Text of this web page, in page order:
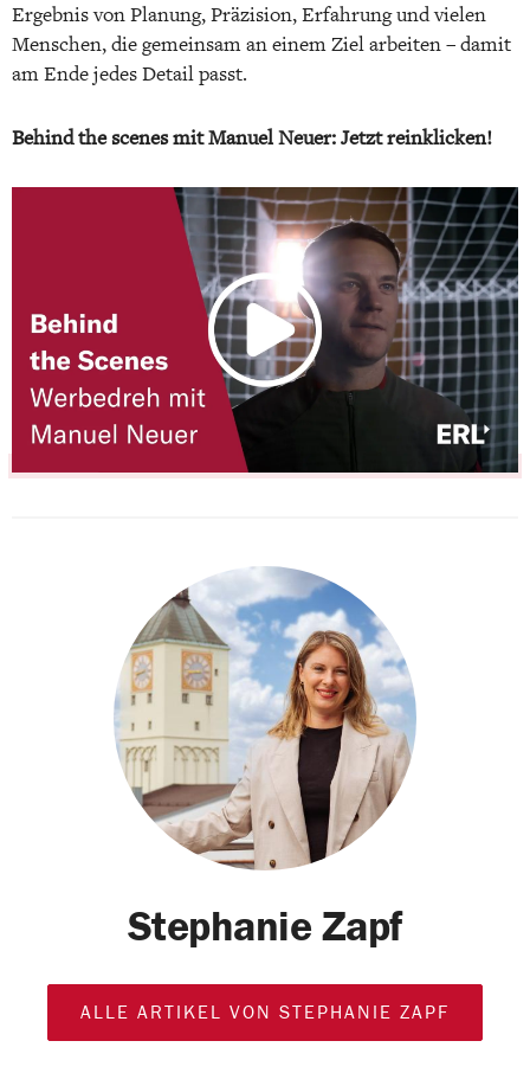
Ergebnis von Planung, Präzision, Erfahrung und vielen
Menschen, die gemeinsam an einem Ziel arbeiten – damit
am Ende jedes Detail passt.
Behind the scenes mit Manuel Neuer: Jetzt reinklicken!
Stephanie Zapf
ALLE ARTIKEL VON STEPHANIE ZAPF